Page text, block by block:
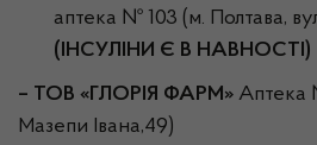
аптека № 103 (м. Полтава,
(ІНСУЛІНИ Є В НАВНОСТІ)
– ТОВ «ГЛОРІЯ ФАРМ» Аптека
Мазепи Івана,49)